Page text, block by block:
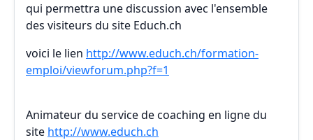
qui permettra une discussion avec l'ensemble
des visiteurs du site Educh.ch
voici le lien http://www.educh.ch/formation-
emploi/viewforum.php?f=1
Animateur du service de coaching en ligne du
site http://www.educh.ch